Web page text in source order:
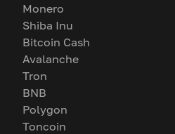
Monero
Shiba Inu
Bitcoin Cash
Avalanche
Tron
BNB
Polygon
Toncoin